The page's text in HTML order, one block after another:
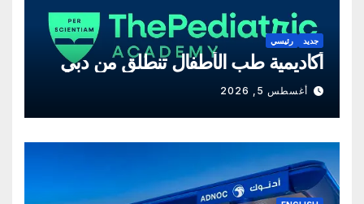
جديد رئيسي
أكاديمية طب الأطفال تنطلق من دبي
أغسطس 5, 2026